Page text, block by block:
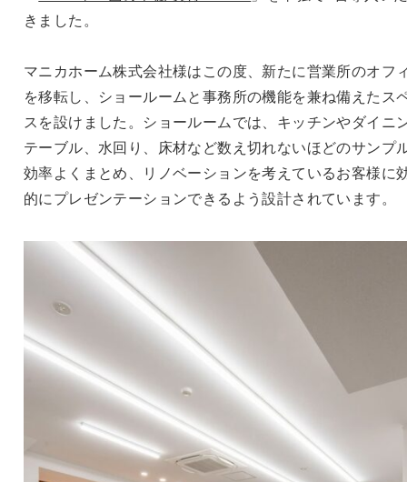
きました。
マニカホーム株式会社様はこの度、新たに営業所のオフ
を移転し、ショールームと事務所の機能を兼ね備えたス
スを設けました。ショールームでは、キッチンやダイニ
テーブル、水回り、床材など数え切れないほどのサンプ
効率よくまとめ、リノベーションを考えているお客様に
的にプレゼンテーションできるよう設計されています。